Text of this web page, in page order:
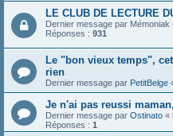
LE CLUB DE LECTURE
Dernier message par Mémoniak
Réponses : 931
Le "bon vieux temps",
rien
Dernier message par PetitBelge
Je n'ai pas reussi
Dernier message par Ostinato «
Réponses : 1